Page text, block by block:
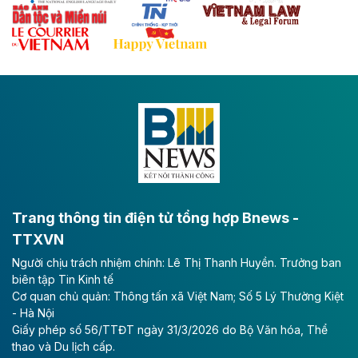
Theo baodautu.vn
Đề xuất đầu tư 11.500 tỷ đồng xây dựng cao
tốc CT.11 qua Ninh Bình
Đông A dài khoảng 25,1 km được kỳ vọng sẽ tạo động
lực phát triển kinh tế - xã hội khu vực phía Nam đồng
Long Thành
Tổng công ty Cảng hàng không Việt Nam - CTCP
(ACV) vừa lập kỷ lục mới về lợi nhuận trong quý
II/2026.
Theo baodautu.vn
Vinaconex lập đỉnh doanh thu
Trang thông tin điện tử tổng hợp Bnews -
TTXVN
Người chịu trách nhiệm chính: Lê Thị Thanh Huyền. Trưởng ban
biên tập Tin Kinh tế
Cơ quan chủ quản: Thông tấn xã Việt Nam; Số 5 Lý Thường Kiệt
- Hà Nội
Giấy phép số 56/TTĐT ngày 31/3/2026 do Bộ Văn hóa, Thể
thao và Du lịch cấp.